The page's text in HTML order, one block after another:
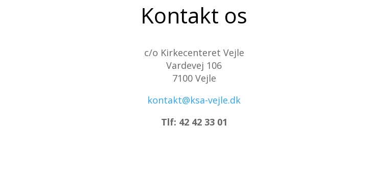
Kontakt os
c/o Kirkecenteret Vejle
Vardevej 106
7100 Vejle
kontakt@ksa-vejle.dk
Tlf: 42 42 33 01